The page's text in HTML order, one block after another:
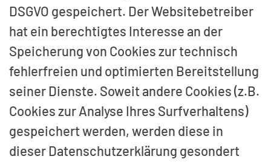
DSGVO gespeichert. Der Websitebetreiber
hat ein berechtigtes Interesse an der
Speicherung von Cookies zur technisch
fehlerfreien und optimierten Bereitstellung
seiner Dienste. Soweit andere Cookies (z.B.
Cookies zur Analyse Ihres Surfverhaltens)
gespeichert werden, werden diese in
dieser Datenschutzerklärung gesondert